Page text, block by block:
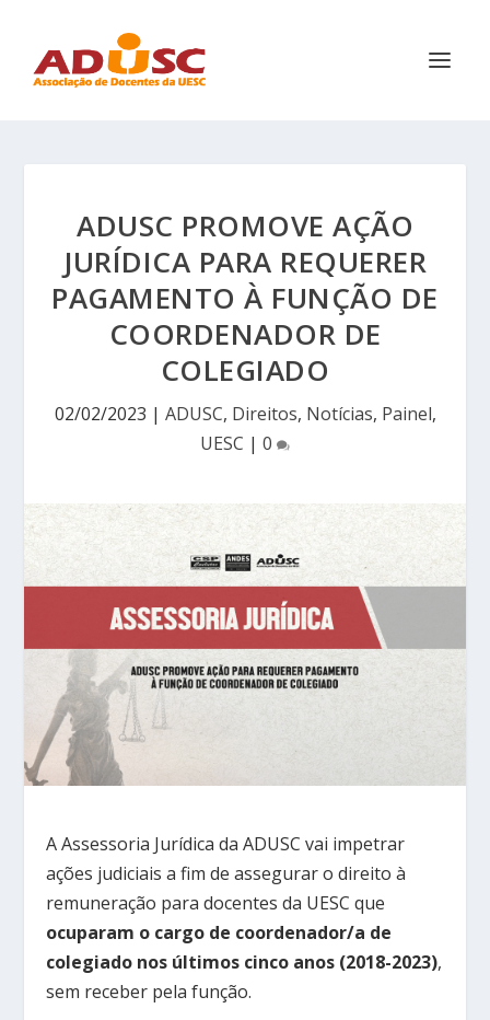
ADUSC PROMOVE AÇÃO
JURÍDICA PARA REQUERER
PAGAMENTO À FUNÇÃO DE
COORDENADOR DE
COLEGIADO
02/02/2023 | ADUSC, Direitos, Notícias, Painel,
UESC | 0
A Assessoria Jurídica da ADUSC vai impetrar
ações judiciais a fim de assegurar o direito à
remuneração para docentes da UESC que
ocuparam o cargo de coordenador/a de
colegiado nos últimos cinco anos (2018-2023),
sem receber pela função.